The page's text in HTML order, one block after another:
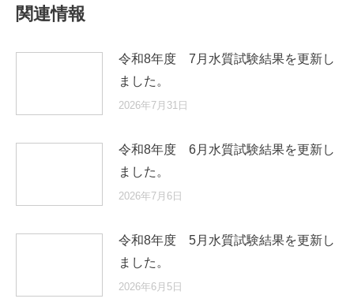
関連情報
令和8年度 7月水質試験結果を更新し
ました。
2026年7月31日
令和8年度 6月水質試験結果を更新し
ました。
2026年7月6日
令和8年度 5月水質試験結果を更新し
ました。
2026年6月5日